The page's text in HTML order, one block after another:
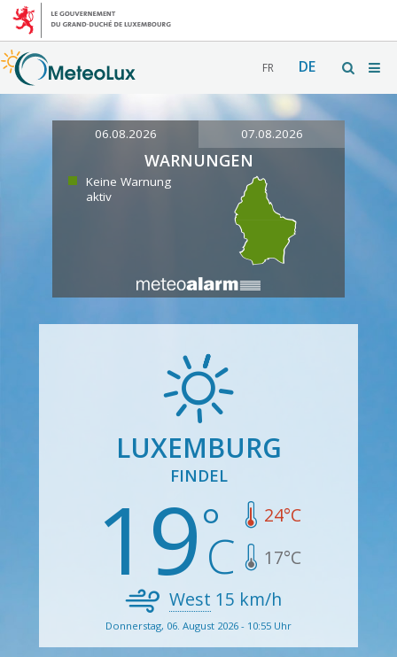
FR DE
06.08.2026 07.08.2026
WARNUNGEN
Keine Warnung
aktiv
LUXEMBURG
FINDEL
19 24°C
17°C
West 15 km/h
Donnerstag, 06. August 2026 - 10:55 Uhr